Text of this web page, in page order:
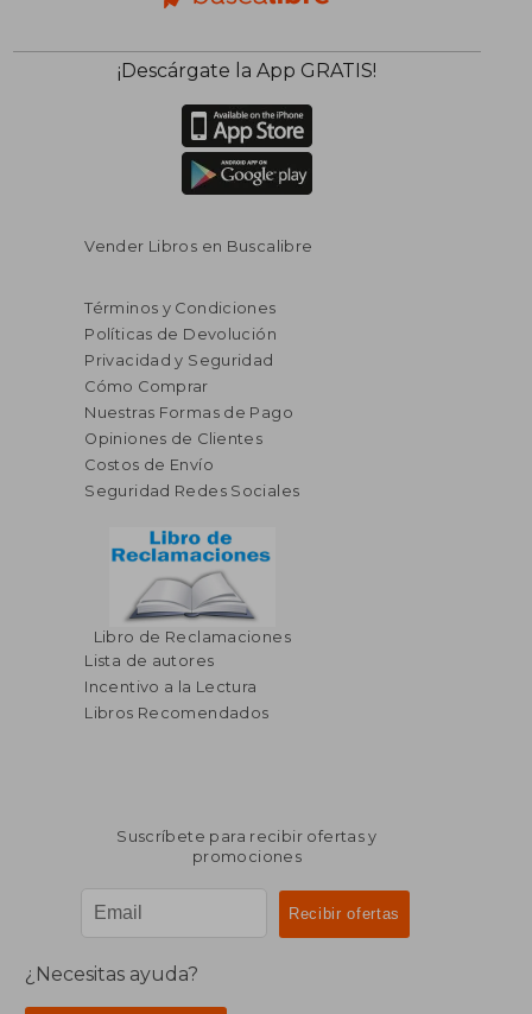
¡Descárgate la App GRATIS!
Vender Libros en Buscalibre
Términos y Condiciones
Políticas de Devolución
Privacidad y Seguridad
Cómo Comprar
Nuestras Formas de Pago
Opiniones de Clientes
Costos de Envío
Seguridad Redes Sociales
Libro de Reclamaciones
Lista de autores
Incentivo a la Lectura
Libros Recomendados
Suscríbete para recibir ofertas y
promociones
¿Necesitas ayuda?